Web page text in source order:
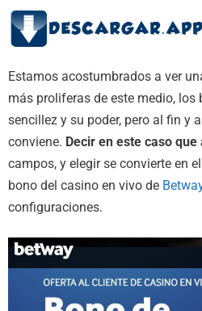
Estamos acostumbrados a ver
más proliferas de este medio, los
sencillez y su poder, pero al fin y
conviene. Decir en este caso
campos, y elegir se convierte en
bono del casino en vivo de
configuraciones.